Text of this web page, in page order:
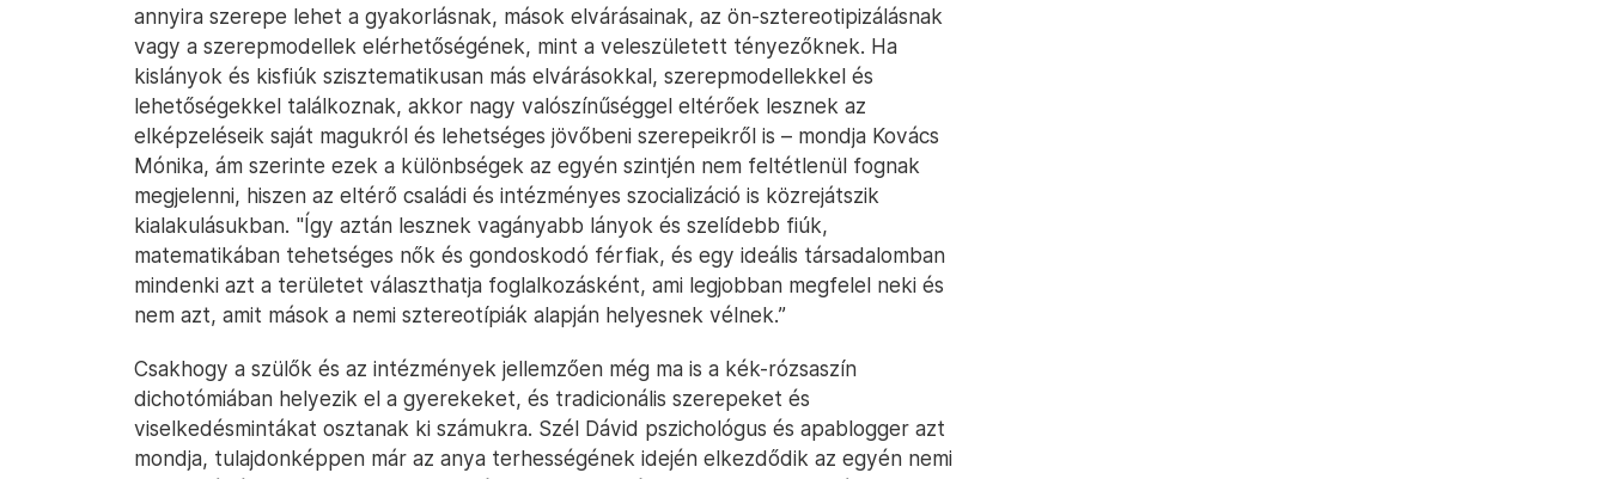
annyira szerepe lehet a gyakorlásnak, mások elvárásainak, az ön-sztereotipizálásnak
vagy a szerepmodellek elérhetőségének, mint a veleszületett tényezőknek. Ha
kislányok és kisfiúk szisztematikusan más elvárásokkal, szerepmodellekkel és
lehetőségekkel találkoznak, akkor nagy valószínűséggel eltérőek lesznek az
elképzeléseik saját magukról és lehetséges jövőbeni szerepeikről is – mondja Kovács
Mónika, ám szerinte ezek a különbségek az egyén szintjén nem feltétlenül fognak
megjelenni, hiszen az eltérő családi és intézményes szocializáció is közrejátszik
kialakulásukban. "Így aztán lesznek vagányabb lányok és szelídebb fiúk,
matematikában tehetséges nők és gondoskodó férfiak, és egy ideális társadalomban
mindenki azt a területet választhatja foglalkozásként, ami legjobban megfelel neki és
nem azt, amit mások a nemi sztereotípiák alapján helyesnek vélnek.”
Csakhogy a szülők és az intézmények jellemzően még ma is a kék-rózsaszín
dichotómiában helyezik el a gyerekeket, és tradicionális szerepeket és
viselkedésmintákat osztanak ki számukra. Szél Dávid pszichológus és apablogger azt
mondja, tulajdonképpen már az anya terhességének idején elkezdődik az egyén nemi